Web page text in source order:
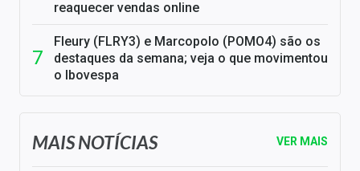
reaquecer vendas online
Fleury (FLRY3) e Marcopolo (POMO4) são os
destaques da semana; veja o que movimentou
o Ibovespa
MAIS NOTÍCIAS VER MAIS